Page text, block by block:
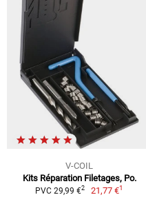
V-COIL
Kits Réparation Filetages, Po.
PVC 29,99 €2 21,77 €1